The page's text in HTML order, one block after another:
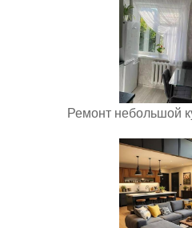
Ремонт небольшой